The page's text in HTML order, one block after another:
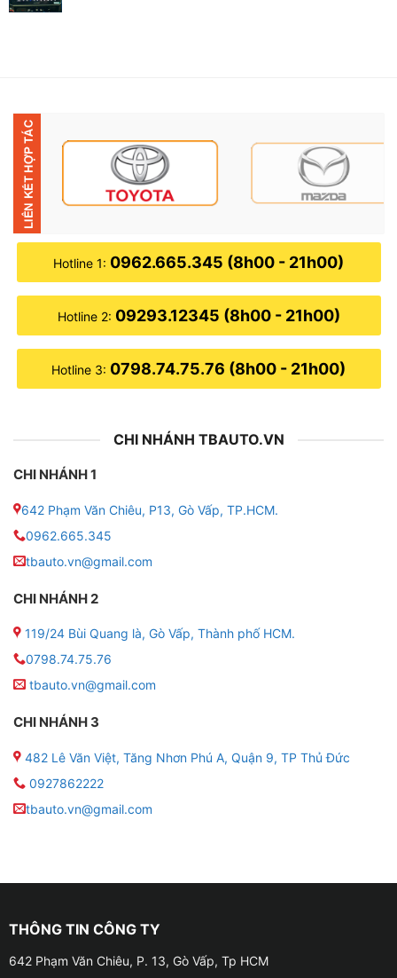
Hotline 1: 0962.665.345 (8h00 - 21h00)
Hotline 2: 09293.12345 (8h00 - 21h00)
Hotline 3: 0798.74.75.76 (8h00 - 21h00)
CHI NHÁNH TBAUTO.VN
CHI NHÁNH 1
642 Phạm Văn Chiêu, P13, Gò Vấp, TP.HCM.
0962.665.345
tbauto.vn@gmail.com
CHI NHÁNH 2
119/24 Bùi Quang là, Gò Vấp, Thành phố HCM.
0798.74.75.76
tbauto.vn@gmail.com
CHI NHÁNH 3
482 Lê Văn Việt, Tăng Nhơn Phú A, Quận 9, TP Thủ Đức
0927862222
tbauto.vn@gmail.com
THÔNG TIN CÔNG TY
642 Phạm Văn Chiêu, P. 13, Gò Vấp, Tp HCM